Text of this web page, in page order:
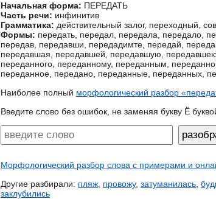
Начальная форма: ПЕРЕДАТЬ
Часть речи: инфинитив
Грамматика: действительный залог, переходный,
Формы: передать, передал, передала, передало,
передав, передавши, передадимте, передай,
передавшая, передавшей, передавшую,
переданного, переданному, переданным,
переданное, передано, переданные, переданных,
Наиболее полный морфологический разбор
Введите слово без ошибок, не заменяя букву Ё
Морфологический разбор слова с примерами и
Другие разбирали: пляж провожу, затуманилась
заклубились